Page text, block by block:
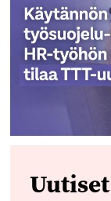
Uutiset